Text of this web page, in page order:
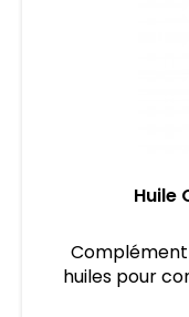
Huile
huiles pour